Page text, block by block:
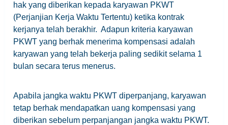
hak yang diberikan kepada karyawan PKWT
(Perjanjian Kerja Waktu Tertentu) ketika kontrak
kerjanya telah berakhir. Adapun kriteria karyawan
PKWT yang berhak menerima kompensasi adalah
karyawan yang telah bekerja paling sedikit selama 1
bulan secara terus menerus.
Apabila jangka waktu PKWT diperpanjang, karyawan
tetap berhak mendapatkan uang kompensasi yang
diberikan sebelum perpanjangan jangka waktu PKWT.